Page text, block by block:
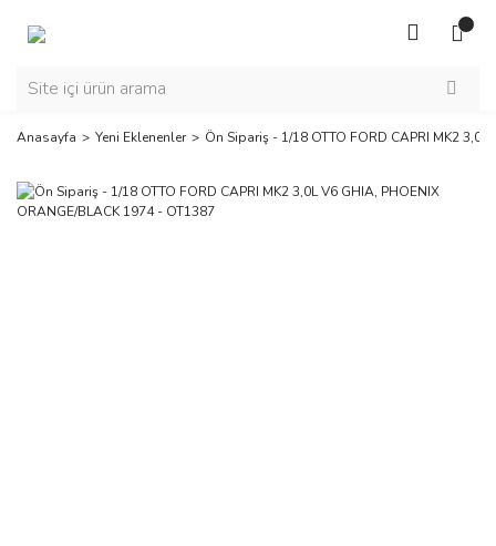
Anasayfa Yeni Eklenenler Ön Sipariş - 1/18 OTTO FORD CAPRI MK2